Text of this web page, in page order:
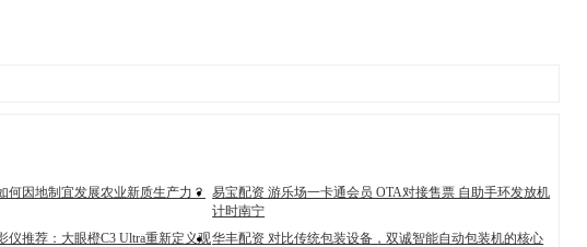
何因地制宜发展农业新质生产力？
易宝配资 游乐场一卡通会员 OTA对接售票 自助手环发放机
计时南宁
仪推荐：大眼橙C3 Ultra重新定义观华丰配资 对比传统包装设备，双诚智能自动包装机的核心